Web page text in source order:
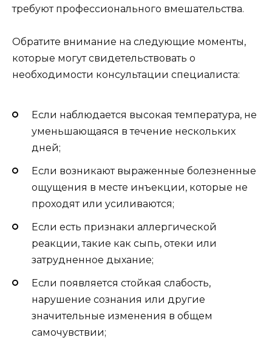
требуют профессионального вмешательства.
Обратите внимание на следующие моменты,
которые могут свидетельствовать о
необходимости консультации специалиста:
Если наблюдается высокая температура, не
уменьшающаяся в течение нескольких
дней;
Если возникают выраженные болезненные
ощущения в месте инъекции, которые не
проходят или усиливаются;
Если есть признаки аллергической
реакции, такие как сыпь, отеки или
затрудненное дыхание;
Если появляется стойкая слабость,
нарушение сознания или другие
значительные изменения в общем
самочувствии;